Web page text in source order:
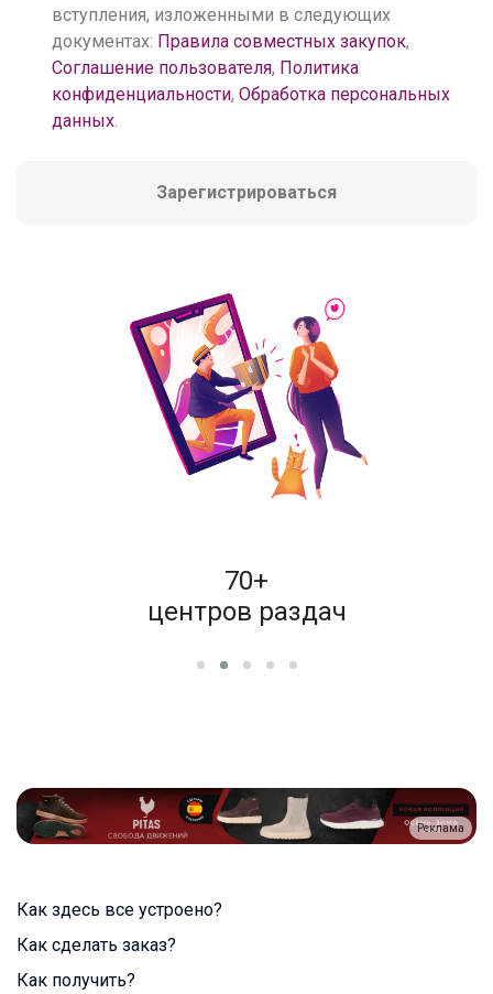
вступления, изложенными в следующих
документах: Правила совместных закупок,
Соглашение пользователя, Политика
конфиденциальности, Обработка персональных
данных
Зарегистрироваться
70+
центров раздач
Реклама
Как здесь все устроено?
Как сделать заказ?
Как получить?